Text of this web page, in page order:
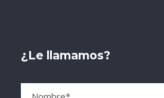
¿Le llamamos?